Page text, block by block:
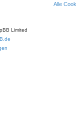
Alle
Limited